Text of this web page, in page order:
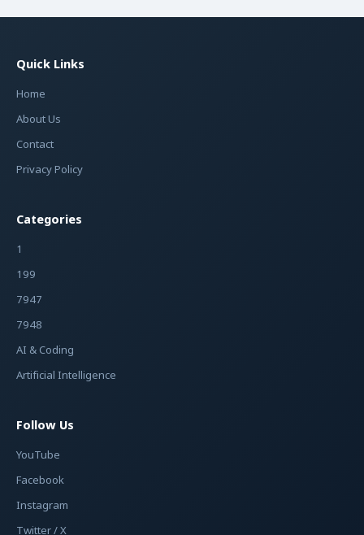
Quick Links
Home
About Us
Contact
Privacy Policy
Categories
1
199
7947
7948
AI & Coding
Artificial Intelligence
Follow Us
YouTube
Facebook
Instagram
Twitter / X